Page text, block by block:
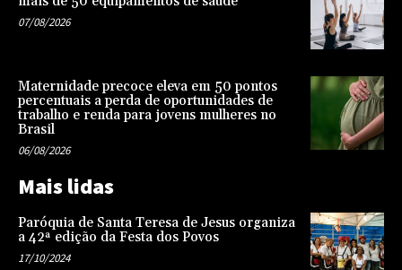
07/08/2026
Maternidade precoce eleva em 50 pontos
percentuais a perda de oportunidades de
trabalho e renda para jovens mulheres no
Brasil
06/08/2026
Mais lidas
Paróquia de Santa Teresa de Jesus organiza
a 42ª edição da Festa dos Povos
17/10/2024